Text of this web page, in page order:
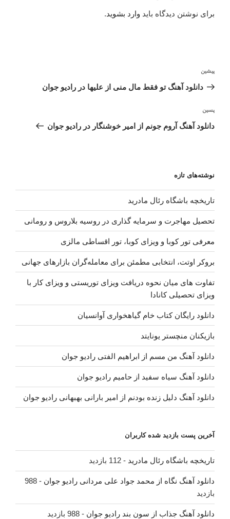
برای نوشتن دیدگاه باید وارد بشوید.
نوشته
قبلی
پیشین
دانلود آهنگ تو فقط مال منی از علیها در رادیو جوان
نوشته‌ٔ
بعدی
پسین
دانلود آهنگ آروم جونم از امیر خوشنگار در رادیو جوان
نوشته‌های تازه
تاریخچه باشگاه رئال مادرید
تحصیل مهاجرت و سرمایه گذاری در روسیه بلاروس و رومانی
معرفی تور کوبا و ویزای کوبا، تور اقساطی مالزی
بروکر اوتت، انتخابی مطمئن برای معامله‌گران بازارهای جهانی
تفاوت های میان نحوه دریافت ویزای توریستی و ویزای کار با
ویزای تحصیلی کانادا
دانلود رایگان کتاب خام گیاهخواری آوانسیان
بازیکنان منچستر یونایتد
دانلود آهنگ من مسم از ابراهیم الفتی رادیو جوان
دانلود آهنگ سیاه سفید از حامیم رادیو جوان
دانلود آهنگ دلیل زنده بودنم از امیر بارانی بهبهانی رادیو جوان
آخرین پست بازدید شده کاربران
تاریخچه باشگاه رئال مادرید - 112 بازدید
دانلود آهنگ نگاه از محمد جواد علی مردانی رادیو جوان
- 988
بازدید
دانلود آهنگ جذاب از سون بند رادیو جوان - 988 بازدید